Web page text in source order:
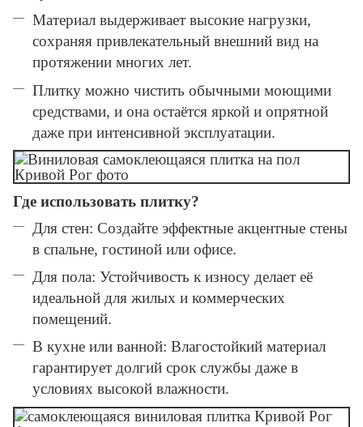
Материал выдерживает высокие нагрузки,
сохраняя привлекательный внешний вид на
протяжении многих лет.
Плитку можно чистить обычными моющими
средствами, и она остаётся яркой и опрятной
даже при интенсивной эксплуатации.
Где использовать плитку?
Для стен: Создайте эффектные акцентные стены
в спальне, гостиной или офисе.
Для пола: Устойчивость к износу делает её
идеальной для жилых и коммерческих
помещений.
В кухне или ванной: Влагостойкий материал
гарантирует долгий срок службы даже в
условиях высокой влажности.